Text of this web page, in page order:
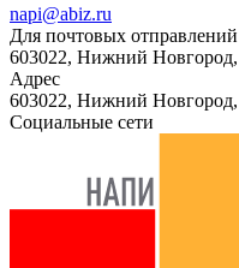
napi@abiz.ru
Для почтовых отправлений
603022, Нижний Новгород,
Адрес
603022, Нижний Новгород,
Социальные сети